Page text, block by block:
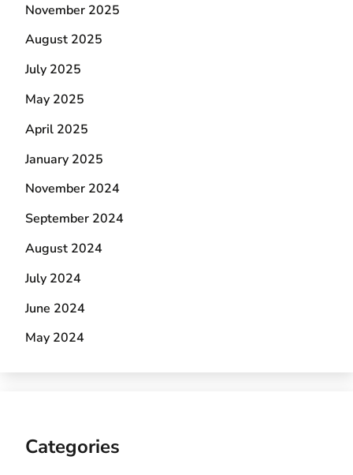
November 2025
August 2025
July 2025
May 2025
April 2025
January 2025
November 2024
September 2024
August 2024
July 2024
June 2024
May 2024
Categories